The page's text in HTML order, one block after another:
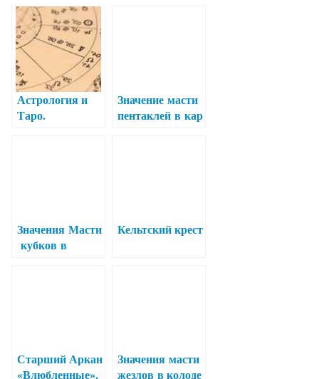
Астрология и
Таро.
Значение масти
пентаклей в кар
Значения Масти
кубков в
Кельтский крест
Старший Аркан
«Влюбленные».
Значения масти
жезлов в колоде